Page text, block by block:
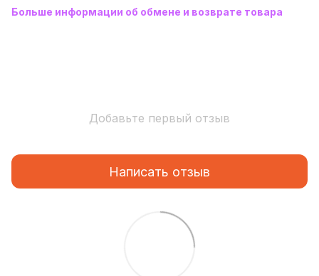
Больше информации об обмене и возврате товара
Добавьте первый отзыв
Написать отзыв